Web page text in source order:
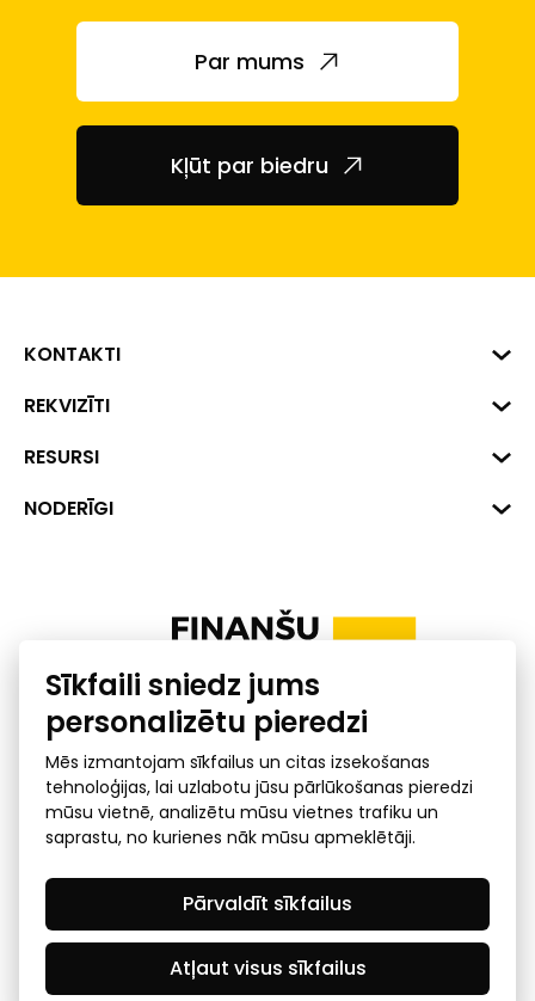
Par mums
Kļūt par biedru
KONTAKTI
Biznesa centrs "VERDE" Roberta
1045
+371 287 18175
REKVIZĪTI
Reģ. Nr. 40008002175
Banka: SEB Banka
RESURSI
Dati
Uzņēmumu kredītspējas kalkulators
NODERĪGI
Ombuds
Privātuma politika
GDPR subjekta piekļuves
pieprasījums
© 2026 Latvijas Finanšu nozares asociācija - visas tiesības
rezervētas
Sīkfaili sniedz jums
personalizētu pieredzi
Mēs izmantojam sīkfailus un citas izsekošanas
tehnoloģijas, lai uzlabotu jūsu pārlūkošanas pieredzi
mūsu vietnē, analizētu mūsu vietnes trafiku un
saprastu, no kurienes nāk mūsu apmeklētāji.
Atļaut visus sīkfailus
Pārvaldīt sīkfailus